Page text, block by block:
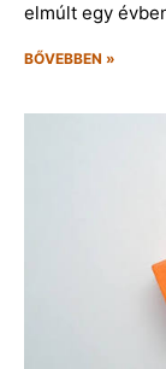
elmúlt egy
BŐVEBBEN »